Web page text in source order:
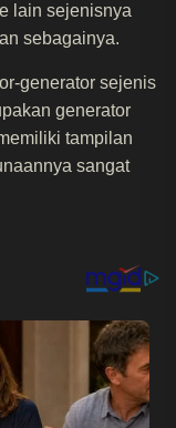
lain sejenisnya
sebagainya.
generator sejenis
generator
tampilan
sangat